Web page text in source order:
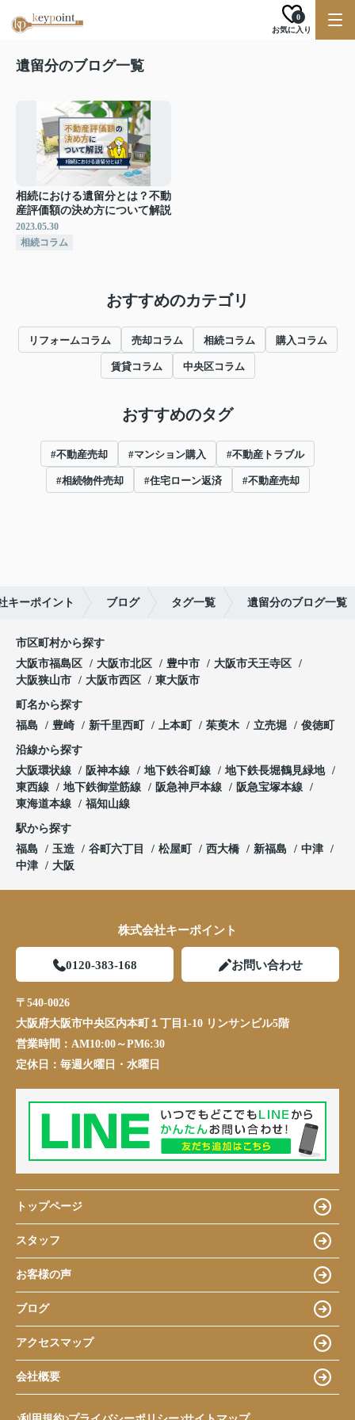
お気に入り
0
遺留分のブログ一覧
相続における遺留分とは？不動
産評価額の決め方について解説
2023.05.30
相続コラム
おすすめのカテゴリ
リフォームコラム 売却コラム 相続コラム 購入コラム
賃貸コラム 中央区コラム
おすすめのタグ
#不動産売却 #マンション購入 #不動産トラブル
#相続物件売却 #住宅ローン返済 #不動産売却
キーポイント ブログ タグ一覧 遺留分のブログ一覧
市区町村から探す
大阪市福島区
大阪市北区 豊中市
大阪市天王寺区
大阪狭山市
大阪市西区 東大阪市
町名から探す
福島
豊崎 新千里西町 上本町 茱萸木 立売堀 俊徳町
沿線から探す
大阪環状線
阪神本線 地下鉄谷町線
地下鉄長堀鶴見緑地
東西線
地下鉄御堂筋線 阪急神戸本線
阪急宝塚本線
東海道本線
福知山線
駅から探す
福島
玉造 谷町六丁目 松屋町 西大橋 新福島
中津
中津
大阪
株式会社キーポイント
0120-383-168 お問い合わせ
〒540-0026
大阪府大阪市中央区内本町１丁目1-10 リンサンビル5階
営業時間： AM10:00～PM6:30
定休日： 毎週火曜日・水曜日
トップページ
スタッフ
お客様の声
ブログ
アクセスマップ
会社概要